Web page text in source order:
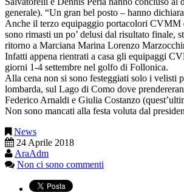
generale). “Un gran bel posto – hanno
Anche il terzo equipaggio portacolori CVMM
sono rimasti un po’ delusi dal risultato finale,
ritorno a Marciana Marina Lorenzo
Infatti appena rientrati a casa gli equipaggi
giorni 1-4 settembre nel golfo di Follonica.
Alla cena non si sono festeggiati solo i velisti
lombarda, sul Lago di Como dove
Federico Arnaldi e Giulia Costanzo
Non sono mancati alla festa voluta dal
News
24 Aprile 2018
AraAdm
Non ci sono commenti